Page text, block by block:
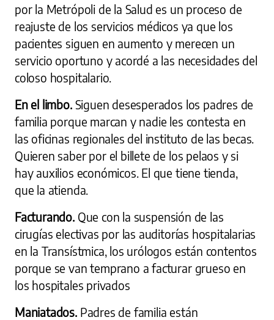
por la Metrópoli de la Salud es un proceso de
reajuste de los servicios médicos ya que los
pacientes siguen en aumento y merecen un
servicio oportuno y acordé a las necesidades del
coloso hospitalario.
En el limbo. Siguen desesperados los padres de
familia porque marcan y nadie les contesta en
las oficinas regionales del instituto de las becas.
Quieren saber por el billete de los pelaos y si
hay auxilios económicos. El que tiene tienda,
que la atienda.
Facturando. Que con la suspensión de las
cirugías electivas por las auditorías hospitalarias
en la Transístmica, los urólogos están contentos
porque se van temprano a facturar grueso en
los hospitales privados
Maniatados. Padres de familia están